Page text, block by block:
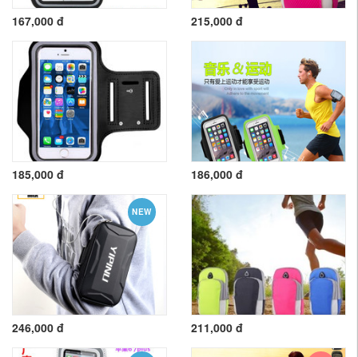
167,000 đ 215,000 đ
185,000 đ 186,000 đ
NEW
246,000 đ 211,000 đ